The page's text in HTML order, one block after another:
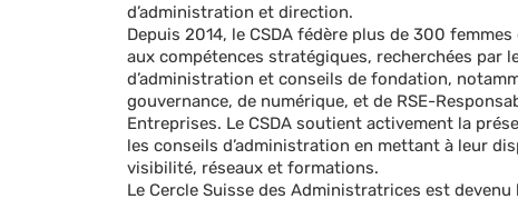
d’administration et direction.
Depuis 2014, le CSDA fédère plus de 300
aux compétences stratégiques, recherchées par
d’administration et conseils de fondation,
gouvernance, de numérique, et de RSE-
Entreprises. Le CSDA soutient activement la
les conseils d’administration en mettant à leur
visibilité, réseaux et formations.
Le Cercle Suisse des Administratrices est devenu